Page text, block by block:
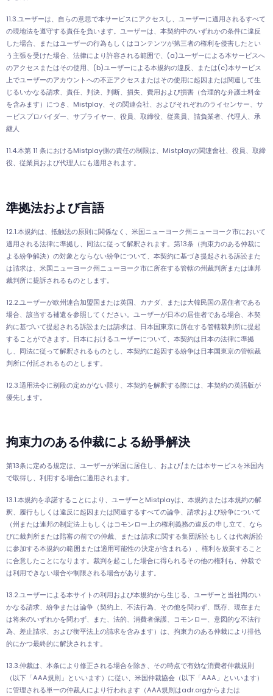
11.3.ユーザーは、自らの意思で本サービスにアクセスし、ユーザーに適用されるすべて
の現地法を遵守する責任を負います。ユーザーは、本契約中のいずれかの条件に違反
した場合、またはユーザーの行為もしくはコンテンツが第三者の権利を侵害したとい
う主張を受けた場合、法律により許容される範囲で、(a)ユーザーによる本サービスへ
のアクセスまたはその使用、(b)ユーザーによる本規約の違反、または(c)本サービス
上でユーザーのアカウントへの不正アクセスまたはその使用に起因または関連して生
じるいかなる請求、責任、判決、判断、損失、費用および損害（合理的な弁護士料金
を含みます）につき、Mistplay、その関連会社、およびそれぞれのライセンサー、サ
ービスプロバイダー、サプライヤー、役員、取締役、従業員、請負業者、代理人、承
継人
11.4.本第 11 条におけるMistplay側の責任の制限は、Mistplayの関連會社、役員、取締
役、従業員および代理人にも適用されます。
準拠法および言語
12.1.本規約は、抵触法の原則に関係なく、米国ニューヨーク州ニューヨーク市において
適用される法律に準拠し、同法に従って解釈されます。第13条（拘束力のある仲裁に
よる紛争解決）の対象とならない紛争について、本契約に基づき提起される訴訟また
は請求は、米国ニューヨーク州ニューヨーク市に所在する管轄の州裁判所または連邦
裁判所に提訴されるものとします。
12.2.ユーザーが欧州連合加盟国または英国、カナダ、または大韓民国の居住者である
場合、該当する補遺を参照してください。ユーザーが日本の居住者である場合、本契
約に基づいて提起される訴訟または請求は、日本国東京に所在する管轄裁判所に提起
することができます。日本におけるユーザーについて、本契約は日本の法律に準拠
し、同法に従って解釈されるものとし、本契約に起因する紛争は日本国東京の管轄裁
判所に付託されるものとします。
12.3.适用法令に别段の定めがない限り、本契約を解釈する際には、本契約の英語版が
優先します。
拘束力のある仲裁による紛爭解決
第13条に定める規定は、ユーザーが米国に居住し、および/または本サービスを米国内
で取得し、利用する場合に適用されます。
13.1.本規約を承諾することにより、ユーザーとMistplayは、本規約または本規約の解
釈、履行もしくは違反に起因または関連するすべての論争、請求および紛争について
（州または連邦の制定法上もしくはコモンロー上の権利義務の違反の申し立て、なら
びに裁判所または陪審の前での仲裁、または請求に関する集団訴訟もしくは代表訴訟
に参加する本規約の範囲または適用可能性の決定が含まれる）、権利を放棄すること
に合意したことになります。裁判を起こした場合に得られるその他の権利も、仲裁で
は利用できない場合や制限される場合があります。
13.2.ユーザーによる本サイトの利用および本規約から生じる、ユーザーと当社間のい
かなる請求、紛争または論争（契約上、不法行為、その他を問わず、既存、現在また
は将来のいずれかを問わず、また、法的、消費者保護、コモンロー、意図的な不法行
為、差止請求、および衡平法上の請求を含みます）は、拘束力のある仲裁により排他
的にかつ最終的に解決されます。
13.3.仲裁は、本条により修正される場合を除き、その時点で有効な消費者仲裁規則
（以下「AAA規則」といいます）に従い、米国仲裁協会（以下「AAA」といいます）
に管理される単一の仲裁人により行われます（AAA規則はadr.orgからまたは